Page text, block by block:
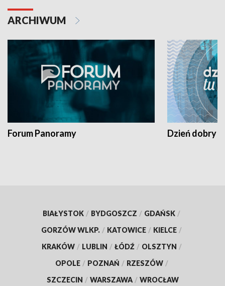
ARCHIWUM
Forum Panoramy Dzień dobry
BIAŁYSTOK / BYDGOSZCZ / GDAŃSK /
GORZÓW WLKP. / KATOWICE / KIELCE /
KRAKÓW / LUBLIN / ŁÓDŹ / OLSZTYN /
OPOLE / POZNAŃ / RZESZÓW /
SZCZECIN / WARSZAWA / WROCŁAW